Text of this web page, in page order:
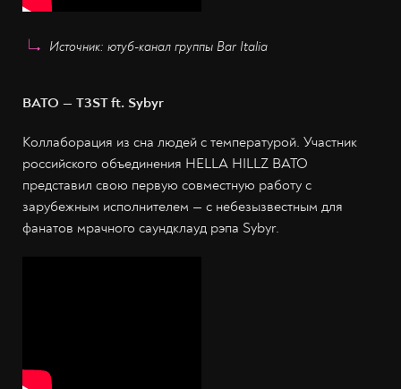
Источник: ютуб-канал группы Bar Italia
ВАТО — T3ST ft. Sybyr
Коллаборация из сна людей с температурой. Участник
российского объединения HELLA HILLZ BATO
представил свою первую совместную работу с
зарубежным исполнителем — с небезызвестным для
фанатов мрачного саундклауд рэпа Sybyr.